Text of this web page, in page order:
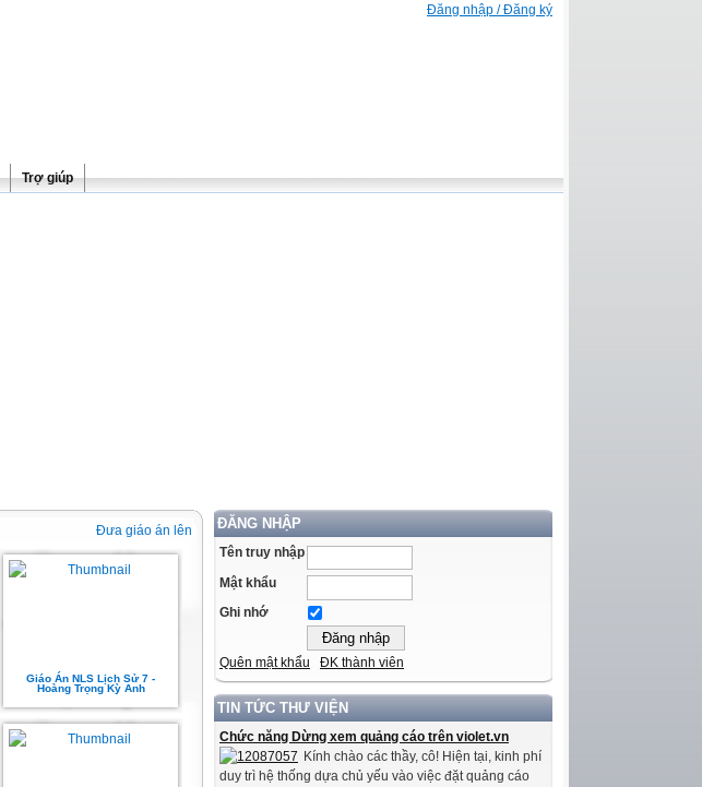
Đăng nhập / Đăng ký
Trợ giúp
ĐĂNG NHẬP
Tên truy nhập
Mật khẩu
Ghi nhớ
Quên mật khẩu ĐK thành viên
TIN TỨC THƯ VIỆN
Chức năng Dừng xem quảng cáo trên violet.vn
Kính chào các thầy, cô! Hiện tại, kinh phí
duy trì hệ thống dựa chủ yếu vào việc đặt quảng cáo
Đưa giáo án lên
Giáo Án NLS Lịch Sử 7 -
Hoàng Trọng Kỳ Anh